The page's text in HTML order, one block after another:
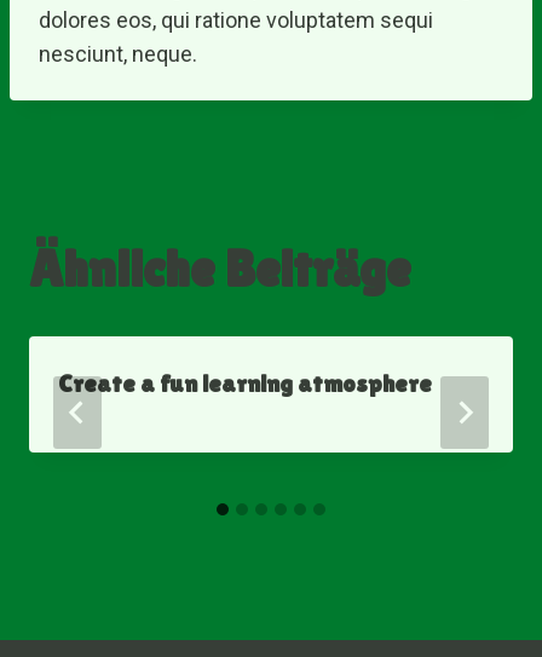
dolores eos, qui ratione voluptatem sequi
nesciunt, neque.
Ähnliche Beiträge
Create a fun learning atmosphere